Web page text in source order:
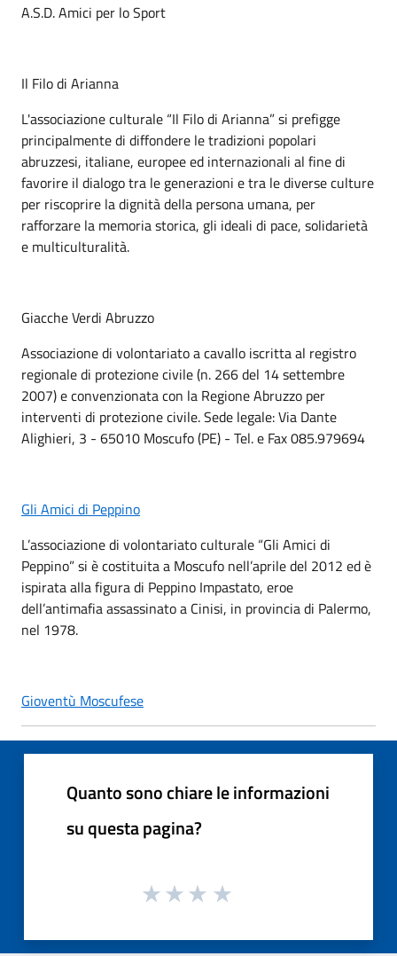
A.S.D. Amici per lo Sport
Il Filo di Arianna
L'associazione culturale “Il Filo di Arianna” si prefigge
principalmente di diffondere le tradizioni popolari
abruzzesi, italiane, europee ed internazionali al fine di
favorire il dialogo tra le generazioni e tra le diverse culture
per riscoprire la dignità della persona umana, per
rafforzare la memoria storica, gli ideali di pace, solidarietà
e multiculturalità.
Giacche Verdi Abruzzo
Associazione di volontariato a cavallo iscritta al registro
regionale di protezione civile (n. 266 del 14 settembre
2007) e convenzionata con la Regione Abruzzo per
interventi di protezione civile. Sede legale: Via Dante
Alighieri, 3 - 65010 Moscufo (PE) - Tel. e Fax 085.979694
Gli Amici di Peppino
L’associazione di volontariato culturale “Gli Amici di
Peppino” si è costituita a Moscufo nell’aprile del 2012 ed è
ispirata alla figura di Peppino Impastato, eroe
dell’antimafia assassinato a Cinisi, in provincia di Palermo,
nel 1978.
Gioventù Moscufese
Quanto sono chiare le informazioni
su questa pagina?